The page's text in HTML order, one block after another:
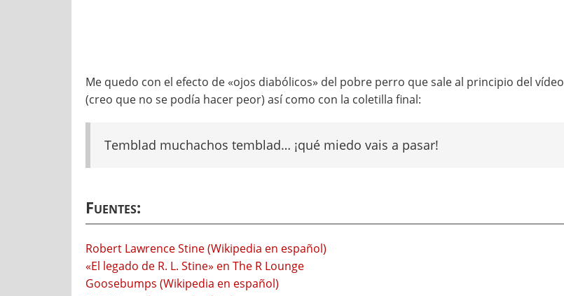
Me quedo con el efecto de «ojos diabólicos» del pobre perro que sale al principio del vídeo
(creo que no se podía hacer peor) así como con la coletilla final:
Temblad muchachos temblad… ¡qué miedo vais a pasar!
Fuentes:
Robert Lawrence Stine (Wikipedia en español)
«El legado de R. L. Stine» en The R Lounge
Goosebumps (Wikipedia en español)